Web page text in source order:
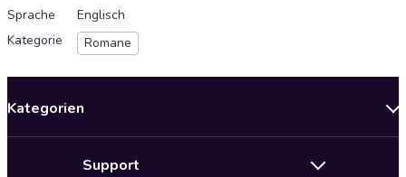
Sprache
Englisch
Kategorie
Romane
Kategorien
Support